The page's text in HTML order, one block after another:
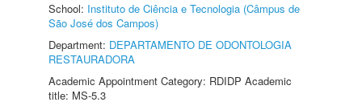
School: Instituto de Ciência e Tecnologia (Câmpus de
São José dos Campos)
Department: DEPARTAMENTO DE ODONTOLOGIA
RESTAURADORA
Academic Appointment Category: RDIDP Academic
title: MS-5.3